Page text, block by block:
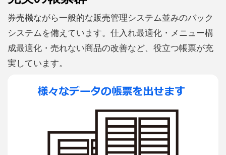
券売機ながら一般的な販売管理システム並みのバック
システムを備えています。仕入れ最適化・メニュー構
成最適化・売れない商品の改善など、役立つ帳票が充
実しています。